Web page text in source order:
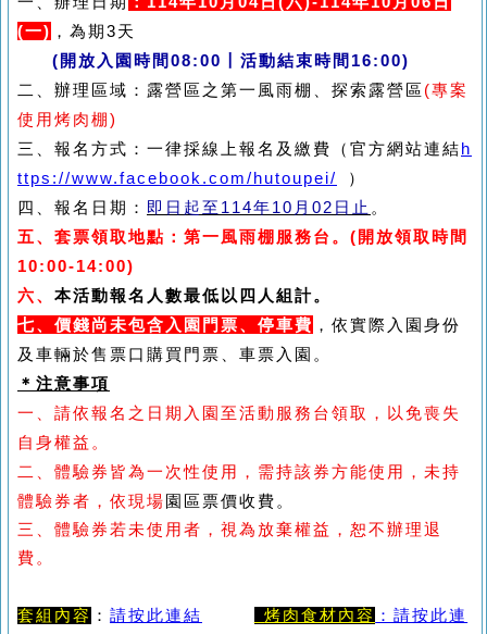
(一) ，為期3天
( 開放入園時間 08:00 〡活動結束時間 16:00)
二、辦理區域：露營區之第一風雨棚、探索露營區 (專案
使用烤肉棚)
三、報名方式：一律採線上報名及繳費（官方網站連結h
ttps://www.facebook.com/hutoupei/
）
四、報名日期： 即日起至 114年10 月 02 日止 。
五、套票領取地點：第一風雨棚服務台。 (開放領取時間
10:00-14:00)
六、 本活動報名人數最低以四人組計。
七、價錢尚未包含入園門票、停車費 ，依實際入園身份
及車輛於售票口購買 門票、車票入園。
＊注意事項
一、請依報名之日期入園至活動服務台領取，以免喪失
自身權益。
二、體驗券皆為一次性使用，需持該券方能使用，未持
體驗券者，依現場 園區票價收費。
三、體驗券若未使用者，視為放棄權益，恕不辦理退
費。
套組內容 ： 請按此連結 烤肉食材內容 ：請按此連